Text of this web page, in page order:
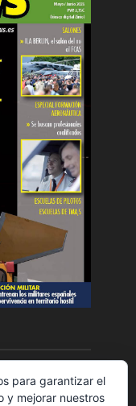
para garantizar el
y mejorar nuestros